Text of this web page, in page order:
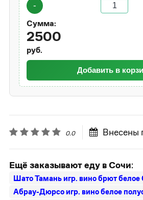
-
Сумма:
2500
руб.
Добавить в
0.0 Внесены
Ещё заказывают еду в Сочи:
Шато Тамань игр. вино брют белое
Абрау-Дюрсо игр. вино белое